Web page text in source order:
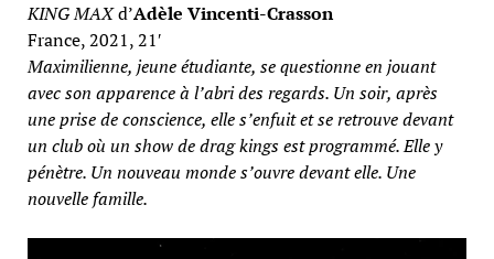
KING MAXd’Adèle Vincenti-Crasson
France, 2021, 21′
Maximilienne, jeune étudiante, se questionne en jouant
avec son apparence à l’abri des regards. Un soir, après
une prise de conscience, elle s’enfuit et se retrouve devant
un club où un show de drag kings est programmé. Elle y
pénètre. Un nouveau monde s’ouvre devant elle. Une
nouvelle famille.